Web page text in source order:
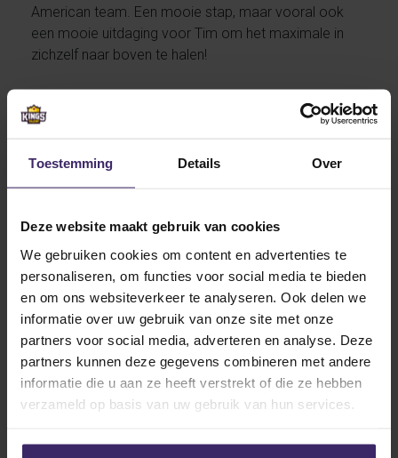
Toestemming Details Over
Deze website maakt gebruik van cookies
We gebruiken cookies om content en advertenties te
personaliseren, om functies voor social media te bieden
en om ons websiteverkeer te analyseren. Ook delen we
informatie over uw gebruik van onze site met onze
partners voor social media, adverteren en analyse. Deze
partners kunnen deze gegevens combineren met andere
informatie die u aan ze heeft verstrekt of die ze hebben
verzameld op basis van uw gebruik van hun services.
American team. Een mooie stap, maar vooral ook
een mooie uitdaging voor Tim om het maximale in
zichzelf naar boven te halen!
Wij wensen Tim veel succes met zijn voorbereidingen
Other articles from Tim
Tielkemeijer
29
Oct